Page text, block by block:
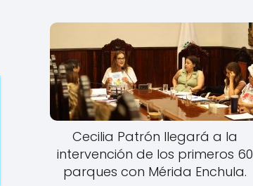
Cecilia Patrón llegará a la
intervención de los primeros 60
parques con Mérida Enchula.